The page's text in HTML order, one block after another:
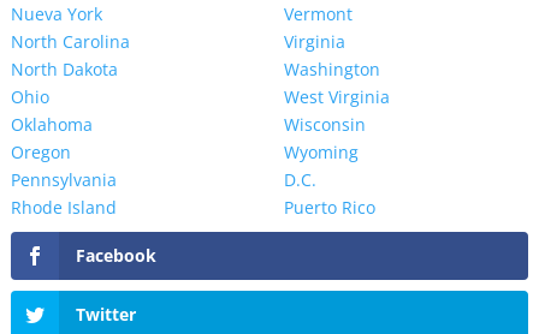
Nueva York
North Carolina
North Dakota
Ohio
Oklahoma
Oregon
Pennsylvania
Rhode Island
Vermont
Virginia
Washington
West Virginia
Wisconsin
Wyoming
D.C.
Puerto Rico
Facebook
Twitter